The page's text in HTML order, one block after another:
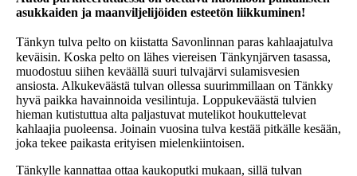
asukkaiden ja maanviljelijöiden esteetön liikkuminen!
Tänkyn tulva pelto on kiistatta Savonlinnan paras kahlaajatulva
keväisin. Koska pelto on lähes viereisen Tänkynjärven tasassa,
muodostuu siihen keväällä suuri tulvajärvi sulamisvesien
ansiosta. Alkukeväästä tulvan ollessa suurimmillaan on Tänkky
hyvä paikka havainnoida vesilintuja. Loppukeväästä tulvien
hieman kutistuttua alta paljastuvat mutelikot houkuttelevat
kahlaajia puoleensa. Joinain vuosina tulva kestää pitkälle kesään,
joka tekee paikasta erityisen mielenkiintoisen.
Tänkylle kannattaa ottaa kaukoputki mukaan, sillä tulvan